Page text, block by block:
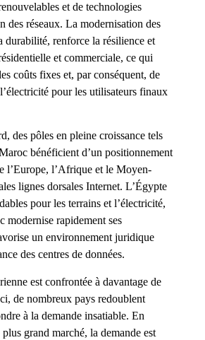
et de technologies
des réseaux. La modernisation des
durabilité, renforce la résilience et
et commerciale, ce qui
coûts fixes et, par conséquent, de
pour les utilisateurs finaux
des pôles en pleine croissance tels
bénéficient d’un positionnement
l’Europe, l’Afrique et le Moyen-
lignes dorsales Internet. L’Égypte
pour les terrains et l’électricité,
modernise rapidement ses
un environnement juridique
des centres de données.
est confrontée à davantage de
de nombreux pays redoublent
à la demande insatiable. En
grand marché, la demande est